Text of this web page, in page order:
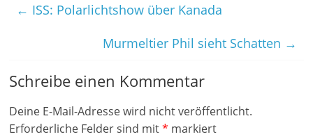
← ISS: Polarlichtshow über Kanada
Murmeltier Phil sieht Schatten →
Schreibe einen Kommentar
Deine E-Mail-Adresse wird nicht veröffentlicht.
Erforderliche Felder sind mit* markiert